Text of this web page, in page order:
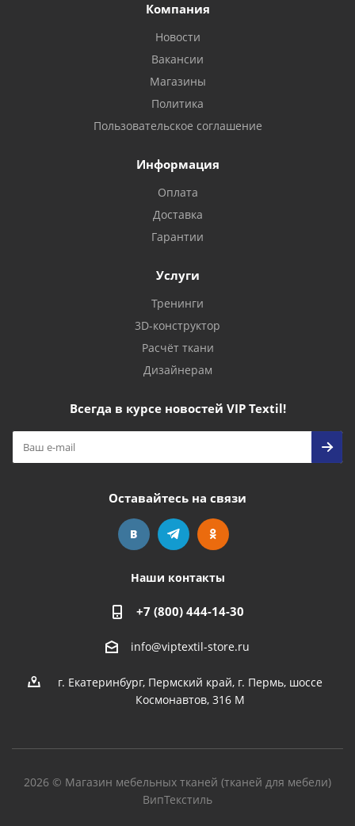
Компания
Новости
Вакансии
Магазины
Политика
Пользовательское соглашение
Информация
Оплата
Доставка
Гарантии
Услуги
Тренинги
3D-конструктор
Расчёт ткани
Дизайнерам
Всегда в курсе новостей VIP Textil!
Оставайтесь на связи
Наши контакты
+7 (800) 444-14-30
info@viptextil-store.ru
г. Екатеринбург, Пермский край, г. Пермь, шоссе
Космонавтов, 316 М
2026 © Магазин мебельных тканей (тканей для мебели)
ВипТекстиль